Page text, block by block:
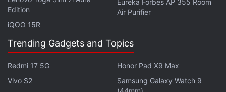
Edition
iQOO 15R
Eureka Forbes AP 355 Room
Air Purifier
Trending Gadgets and Topics
Redmi 17 5G
Vivo S2
Honor Pad X9 Max
Samsung Galaxy Watch 9